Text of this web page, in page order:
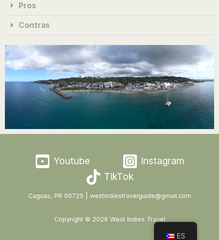
Pros
Contras
Youtube
Instagram
TikTok
Caguas, PR 00725 | westindiestravelguide@gmail.com
Copyright © 2026 West Indies Travel
ES